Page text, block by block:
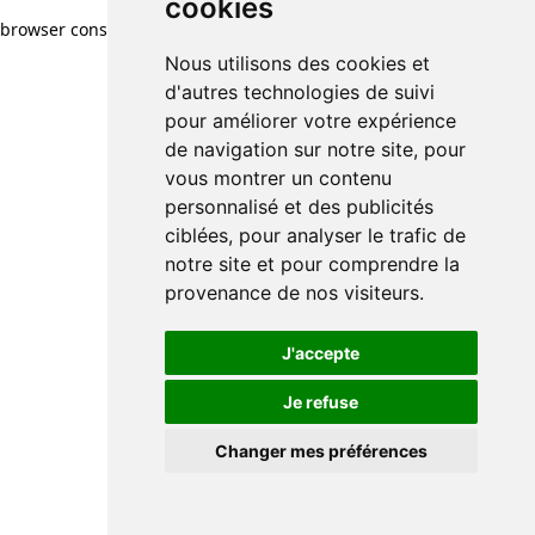
cookies
Nous utilisons des cookies et
d'autres technologies de suivi
pour améliorer votre expérience
de navigation sur notre site, pour
vous montrer un contenu
personnalisé et des publicités
ciblées, pour analyser le trafic de
notre site et pour comprendre la
provenance de nos visiteurs.
J'accepte
Je refuse
Changer mes préférences
browser console for more information)